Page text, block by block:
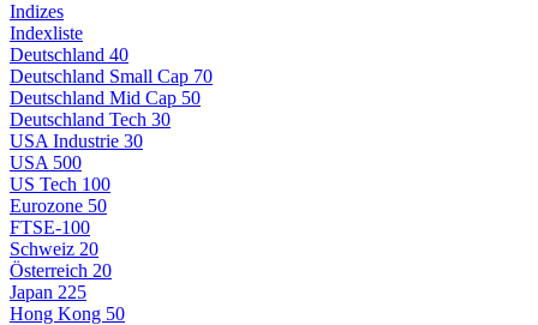
Indizes
Indexliste
Deutschland 40
Deutschland Small Cap 70
Deutschland Mid Cap 50
Deutschland Tech 30
USA Industrie 30
USA 500
US Tech 100
Eurozone 50
FTSE-100
Schweiz 20
Österreich 20
Japan 225
Hong Kong 50